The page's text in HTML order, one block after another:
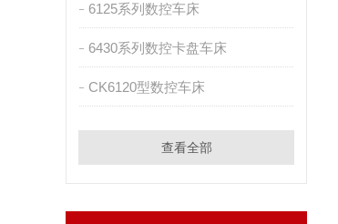
6125系列数控车床
6430系列数控卡盘车床
CK6120型数控车床
查看全部